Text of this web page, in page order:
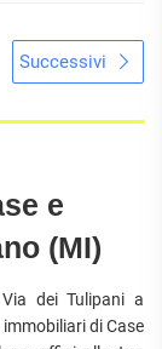
Successivi
e
(MI)
dei Tulipani a
di Case